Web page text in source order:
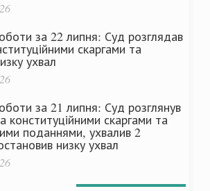
за 22 липня: Суд розглядав
скаргами та
ухвал
за 21 липня: Суд розглянув
конституційними скаргами та
поданнями, ухвалив 2
низку ухвал